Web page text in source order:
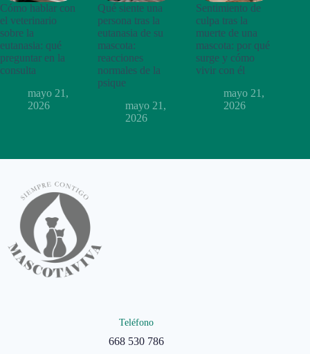
Cómo hablar con
el veterinario
sobre la
eutanasia: qué
preguntar en la
consulta
mayo 21,
2026
Qué siente una
persona tras la
eutanasia de su
mascota:
reacciones
normales de la
psique
mayo 21,
2026
Sentimiento de
culpa tras la
muerte de una
mascota: por qué
surge y cómo
vivir con él
mayo 21,
2026
Teléfono
668 530 786